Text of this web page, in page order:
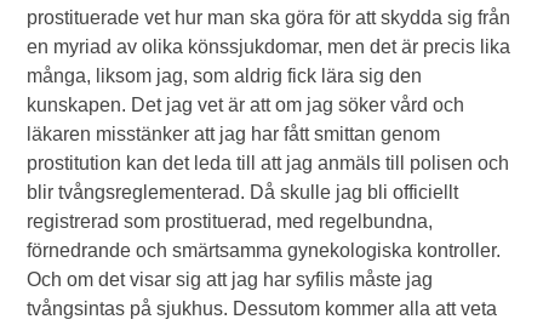
prostituerade vet hur man ska göra för att skydda sig från
en myriad av olika könssjukdomar, men det är precis lika
många, liksom jag, som aldrig fick lära sig den
kunskapen. Det jag vet är att om jag söker vård och
läkaren misstänker att jag har fått smittan genom
prostitution kan det leda till att jag anmäls till polisen och
blir tvångsreglementerad. Då skulle jag bli officiellt
registrerad som prostituerad, med regelbundna,
förnedrande och smärtsamma gynekologiska kontroller.
Och om det visar sig att jag har syfilis måste jag
tvångsintas på sjukhus. Dessutom kommer alla att veta